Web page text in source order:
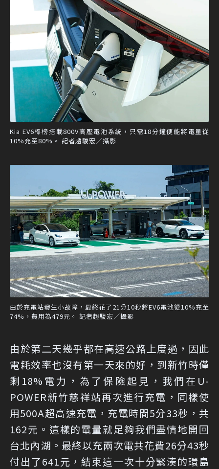
Kia EV6標榜搭載800V高壓電池系統，只需18分鐘便能將電量從
10%充至80%。 記者趙駿宏／攝影
由於充電站發生小故障，最終花了21分10秒將EV6電池從10%充至
74%，費用為479元。 記者趙駿宏／攝影
由於第二天幾乎都在高速公路上度過，因此
電耗效率也沒有第一天來的好，到新竹時僅
剩18%電力，為了保險起見，我們在U-
POWER新竹慈祥站再次進行充電，同樣使
用500A超高速充電，充電時間5分33秒，共
162元。這樣的電量就足夠我們盡情地開回
台北內湖。最終以充兩次電共花費26分43秒
付出了641元，結束這一次十分緊湊的環島